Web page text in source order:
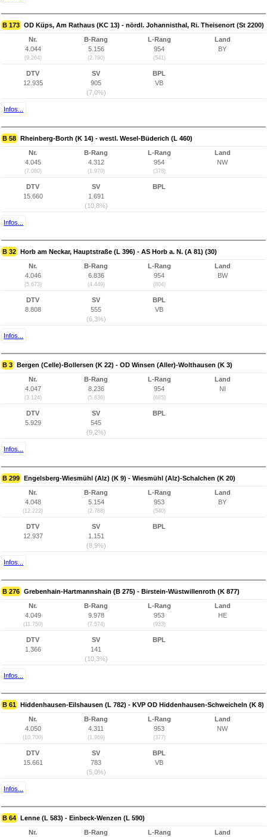
B 173 OD Küps, Am Rathaus (KC 13) - nördl. Johannisthal, Ri. Theisenort (St 2200)
Nr.
4.044
(9.264)
B-Rang
5.156
(2.790)
L-Rang
954
(541)
Land
BY
DTV
12.935
SV
905
(7,0%)
BPL
VB
Infos...
B 58 Rheinberg-Borth (K 14) - westl. Wesel-Büderich (L 460)
Nr.
4.045
(7.080)
B-Rang
4.312
(1.970)
L-Rang
954
(378)
Land
NW
DTV
15.660
SV
1.691
(10,8%)
BPL
Infos...
B 32 Horb am Neckar, Hauptstraße (L 396) - AS Horb a. N. (A 81) (30)
Nr.
4.046
(5.673)
B-Rang
6.836
(4.449)
L-Rang
954
(804)
Land
BW
DTV
8.808
SV
555
(6,3%)
BPL
VB
Infos...
B 3 Bergen (Celle)-Bollersen (K 22) - OD Winsen (Aller)-Wolthausen (K 3)
Nr.
4.047
(3.124)
B-Rang
8.236
(5.836)
L-Rang
954
(685)
Land
NI
DTV
5.929
SV
545
(9,2%)
BPL
Infos...
B 299 Engelsberg-Wiesmühl (Alz) (K 9) - Wiesmühl (Alz)-Schalchen (K 20)
Nr.
4.048
(12.222)
B-Rang
5.154
(2.788)
L-Rang
953
(540)
Land
BY
DTV
12.937
SV
1.151
(8,9%)
BPL
Infos...
B 276 Grebenhain-Hartmannshain (B 275) - Birstein-Wüstwillenroth (K 877)
Nr.
4.049
(11.750)
B-Rang
9.978
(7.574)
L-Rang
953
(933)
Land
HE
DTV
1.366
SV
141
(10,3%)
BPL
Infos...
B 61 Hiddenhausen-Eilshausen (L 782) - KVP OD Hiddenhausen-Schweicheln (K 8)
Nr.
4.050
(10.700)
B-Rang
4.311
(1.969)
L-Rang
953
(377)
Land
NW
DTV
15.661
SV
783
(5,0%)
BPL
VB
Infos...
B 64 Lenne (L 583) - Einbeck-Wenzen (L 590)
Nr. B-Rang L-Rang Land